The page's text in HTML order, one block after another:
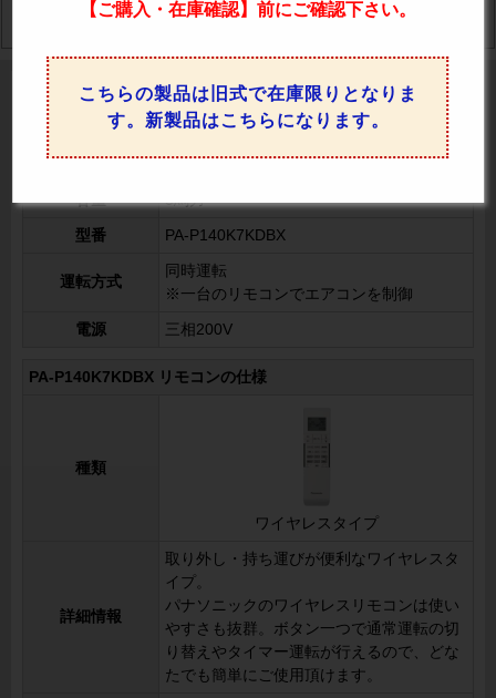
特徴 カタログ 馬力
PA-P140K7KDBX パナソニック 業務用エアコンの
仕様・スペック
容量 5馬力
型番 PA-P140K7KDBX
運転方式
同時運転
※一台のリモコンでエアコンを制御
電源 三相200V
PA-P140K7KDBX リモコンの仕様
種類
ワイヤレスタイプ
詳細情報
取り外し・持ち運びが便利なワイヤレスタ
イプ。
パナソニックのワイヤレスリモコンは使い
やすさも抜群。ボタン一つで通常運転の切
り替えやタイマー運転が行えるので、どな
たでも簡単にご使用頂けます。
【ご購入・在庫確認】前にご確認下さい。
こちらの製品は旧式で在庫限りとなりま
す。新製品はこちらになります。